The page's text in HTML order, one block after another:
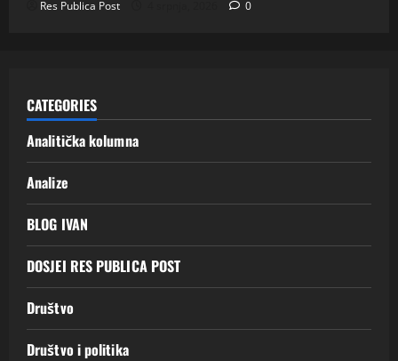
Res Publica Post 0
CATEGORIES
Analitička kolumna
Analize
BLOG IVAN
DOSJEI RES PUBLICA POST
Društvo
Društvo i politika